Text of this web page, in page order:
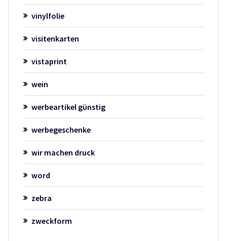
vinylfolie
visitenkarten
vistaprint
wein
werbeartikel günstig
werbegeschenke
wir machen druck
word
zebra
zweckform